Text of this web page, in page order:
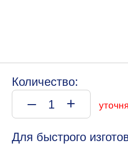
Количество:
– +
Для быстрого